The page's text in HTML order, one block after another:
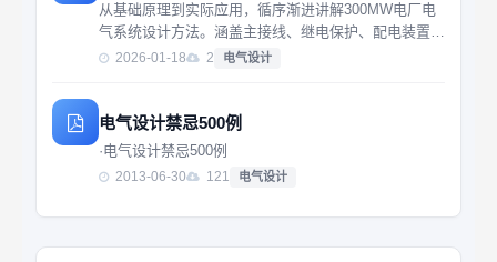
从基础原理到实际应用，循序渐进讲解300MW电厂电
气系统设计方法。涵盖主接线、继电保护、配电装置等
核心内容，适合电力工程专业学生和相关技术人员参考
2026-01-18 2 电气设计
电气设计禁忌500例
·电气设计禁忌500例
2013-06-30 121 电气设计